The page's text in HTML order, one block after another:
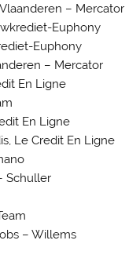
– Mercator
Euphony
Euphony
– Mercator
En Ligne
En Ligne
Le Credit En Ligne
Schuller
– Willems